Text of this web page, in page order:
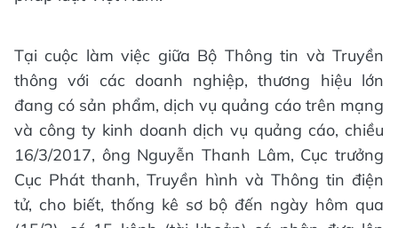
Tại cuộc làm việc giữa Bộ Thông tin và Truyền
thông với các doanh nghiệp, thương hiệu lớn
đang có sản phẩm, dịch vụ quảng cáo trên mạng
và công ty kinh doanh dịch vụ quảng cáo, chiều
16/3/2017, ông Nguyễn Thanh Lâm, Cục trưởng
Cục Phát thanh, Truyền hình và Thông tin điện
tử, cho biết, thống kê sơ bộ đến ngày hôm qua